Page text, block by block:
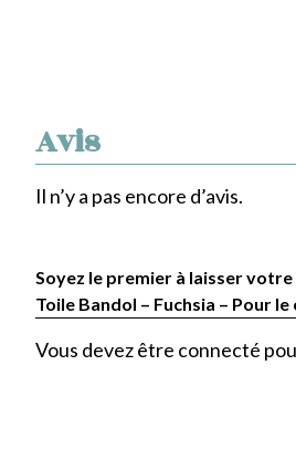
Avis
Il n’y a pas encore d’avis.
Soyez le premier à laisser votre
Toile Bandol – Fuchsia – Pour le
Vous devez être connecté